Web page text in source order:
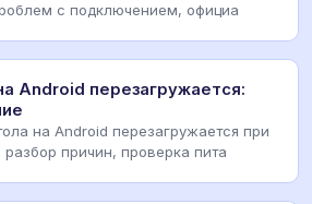
с подключением, официа
Android перезагружается:
на Android перезагружается при
причин, проверка пита